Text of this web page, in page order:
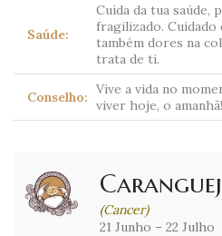
Saúde:
Cuida da tua saúde,
fragilizado. Cuidado
também dores na
trata de ti.
Conselho: Vive a vida no
viver hoje, o amanhã!
(Cancer)
21 Junho – 22 Julho